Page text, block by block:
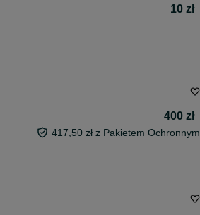
10 zł
400 zł
417,50 zł z Pakietem Ochronnym